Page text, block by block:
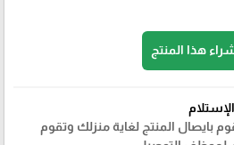
هذا المنتج
بايصال المنتج لغاية منزلك وتقوم